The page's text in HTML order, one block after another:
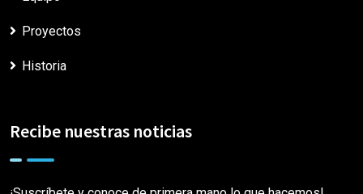
Proyectos
Historia
Recibe nuestras noticias